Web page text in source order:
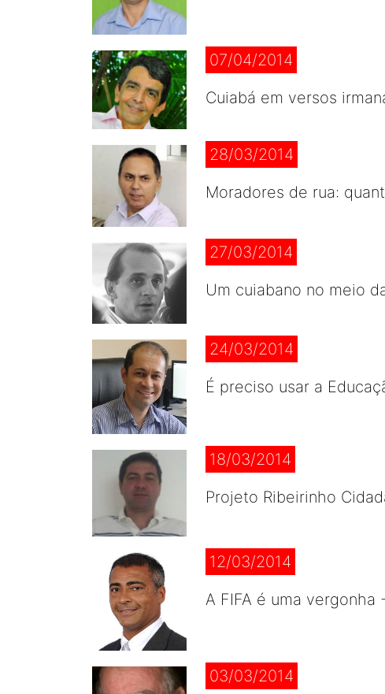
07/04/2014
Cuiabá em versos
28/03/2014
Moradores de rua:
27/03/2014
Um cuiabano no meio
24/03/2014
É preciso usar a
18/03/2014
Projeto Ribeirinho
12/03/2014
A FIFA é uma
03/03/2014